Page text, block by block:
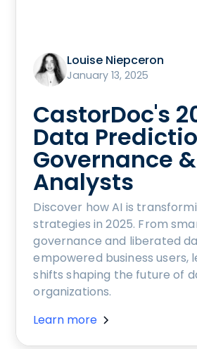
Louise Niepceron
January 13, 2025
CastorDoc's
Data
Governance
Analysts
Discover how AI is
strategies in 2025. From
governance and liberated
empowered business users,
shifts shaping the future of
organizations.
Learn more